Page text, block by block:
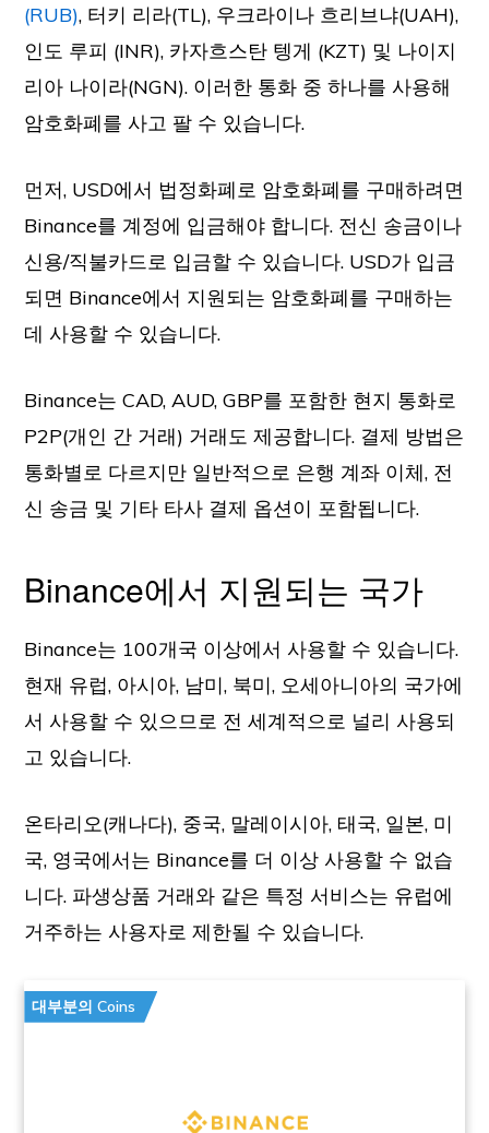
(RUB), 터키 리라(TL), 우크라이나 흐리브냐(UAH),
인도 루피 (INR), 카자흐스탄 텡게 (KZT) 및 나이지
리아 나이라(NGN). 이러한 통화 중 하나를 사용해
암호화폐를 사고 팔 수 있습니다.
먼저, USD에서 법정화폐로 암호화폐를 구매하려면
Binance를 계정에 입금해야 합니다. 전신 송금이나
신용/직불카드로 입금할 수 있습니다. USD가 입금
되면 Binance에서 지원되는 암호화폐를 구매하는
데 사용할 수 있습니다.
Binance는 CAD, AUD, GBP를 포함한 현지 통화로
P2P(개인 간 거래) 거래도 제공합니다. 결제 방법은
통화별로 다르지만 일반적으로 은행 계좌 이체, 전
신 송금 및 기타 타사 결제 옵션이 포함됩니다.
Binance에서 지원되는 국가
Binance는 100개국 이상에서 사용할 수 있습니다.
현재 유럽, 아시아, 남미, 북미, 오세아니아의 국가에
서 사용할 수 있으므로 전 세계적으로 널리 사용되
고 있습니다.
온타리오(캐나다), 중국, 말레이시아, 태국, 일본, 미
국, 영국에서는 Binance를 더 이상 사용할 수 없습
니다. 파생상품 거래와 같은 특정 서비스는 유럽에
거주하는 사용자로 제한될 수 있습니다.
대부분의 Coins